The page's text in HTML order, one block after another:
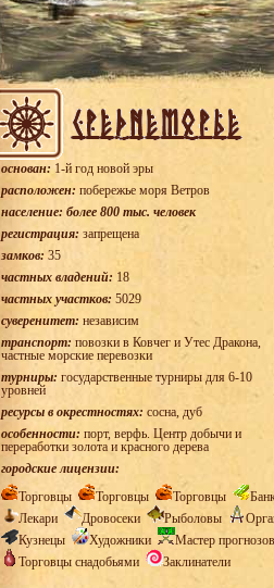
основан:1-й год новой эры
расположен: побережье моря Ветров
население: более 800 тыс. человек
регистрация: запрещена
замков: 35
частных владений: 18
частных участков: 5029
суверенитет: независим
транспорт: повозки в Ковчег и Утес Дракона,
частные морские перевозки
турниры: государственные турниры для 6-10
уровней
ресурсы в окрестностях: сосна, дуб
особенности: порт, верфь. Центр добычи и
переработки золота и красного дерева
городские лицензии:
Торговцы
Торговцы Торговцы
Лекари
Дровосеки Рыболовы
Кузнецы
Художники Мастер прогнозов
Торговцы снадобьями
Заклинатели